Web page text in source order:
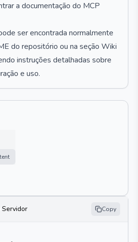
a documentação do MCP
ser encontrada normalmente
do repositório ou na seção Wiki
instruções detalhadas sobre
e uso.
Copy